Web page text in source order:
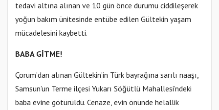
tedavi altına alınan ve 10 gün önce durumu ciddileşerek
yoğun bakım ünitesinde entübe edilen Gültekin yaşam
mücadelesini kaybetti.
BABA GİTME!
Çorum’dan alınan Gültekin’in Türk bayrağına sarılı naaşı,
Samsun’un Terme ilçesi Yukarı Söğütlü Mahallesi’ndeki
baba evine götürüldü. Cenaze, evin önünde helallik